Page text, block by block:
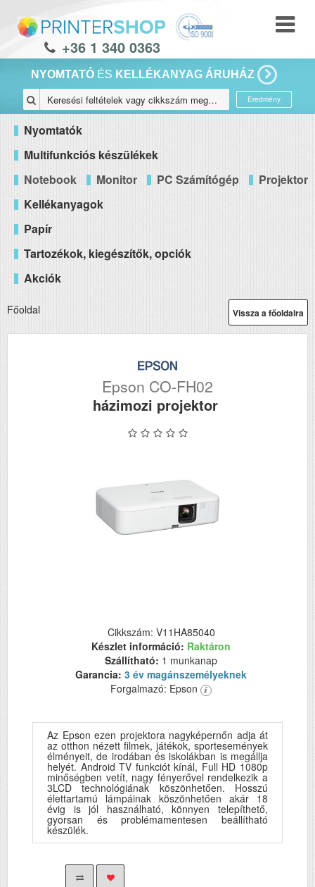
+36 1 340 0363
NYOMTATÓ ÉS KELLÉKANYAG ÁRUHÁZ
Eredmény
Nyomtatók
Multifunkciós készülékek
Notebook
Monitor PC Számítógép
Projektor
Kellékanyagok
Papír
Tartozékok, kiegészítők, opciók
Akciók
Vissza a főoldalra
Főoldal
Epson CO-FH02
házimozi projektor
Cikkszám: V11HA85040
Készlet információ: Raktáron
Szállítható: 1 munkanap
Garancia: 3 év magánszemélyeknek
Forgalmazó: Epson
Az Epson ezen projektora nagyképernőn adja át
az otthon nézett filmek, játékok, sportesemények
élményeit, de irodában és iskolákban is megállja
helyét. Android TV funkciót kínál, Full HD 1080p
minőségben vetít, nagy fényerővel rendelkezik a
3LCD technológiának köszönhetően. Hosszú
élettartamú lámpáinak köszönhetően akár 18
évig is jól használható, könnyen telepíthető,
gyorsan és problémamentesen beállítható
készülék.